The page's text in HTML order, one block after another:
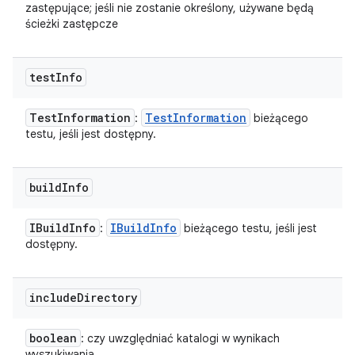
zastępujące; jeśli nie zostanie określony, używane będą
ścieżki zastępcze
testInfo
TestInformation : TestInformation bieżącego
testu, jeśli jest dostępny.
buildInfo
IBuildInfo : IBuildInfo bieżącego testu, jeśli jest
dostępny.
includeDirectory
boolean : czy uwzględniać katalogi w wynikach